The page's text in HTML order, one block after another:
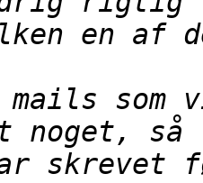
mails
skrevet